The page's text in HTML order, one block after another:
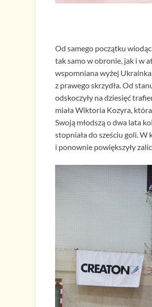
Od samego początku
tak samo w obronie, jak i w
wspomniana wyżej
z prawego skrzydła. Od
odskoczyły na dziesięć
miała Wiktoria Kozyra,
Swoją młodszą o dwa lata
stopniała do sześciu goli.
i ponownie powiększyły